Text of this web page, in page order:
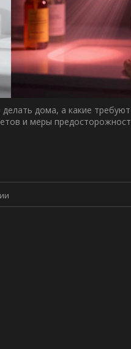
дома, а какие
и меры